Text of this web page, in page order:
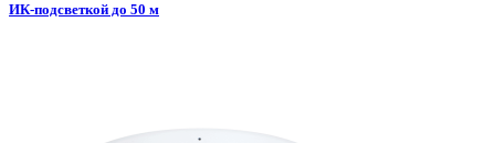
ИК-подсветкой до 50 м